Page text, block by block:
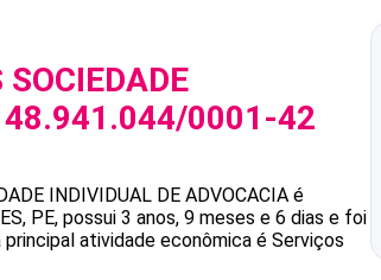
48.941.044/0001-42
INDIVIDUAL DE ADVOCACIA é
PE, possui 3 anos, 9 meses e 6 dias e foi
principal atividade econômica é Serviços